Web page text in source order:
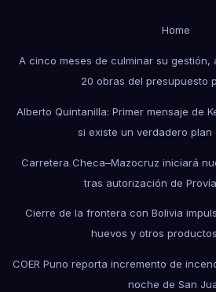
Home
A cinco meses de culminar su gestión,
20 obras del presupuesto
Alberto Quintanilla: Primer mensaje de
si existe un verdadero plan
Carretera Checa–Mazocruz iniciará
tras autorización de
Cierre de la frontera con Bolivia
huevos y otros
COER Puno reporta incremento de
noche de San